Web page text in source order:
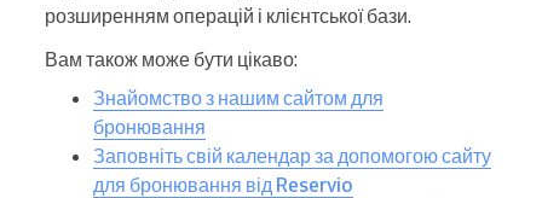
розширенням операцій і клієнтської бази.
Вам також може бути цікаво:
Знайомство з нашим сайтом для
бронювання
Заповніть свій календар за допомогою сайту
для бронювання від Reservio